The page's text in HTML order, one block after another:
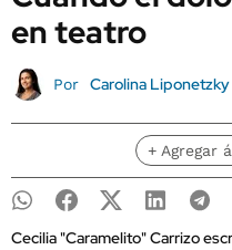
en teatro
Por Carolina Liponetzky
+ Agregar
Cecilia "Caramelito" Carrizo